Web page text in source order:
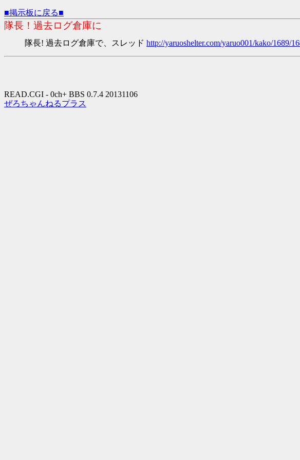
■掲示板に戻る■
隊長！過去ログ倉庫に
隊長! 過去ログ倉庫で、スレッド http://yaruoshelter.com/yaruo001/kako/1689/
READ.CGI - 0ch+ BBS 0.7.4 20131106
ぜろちゃんねるプラス